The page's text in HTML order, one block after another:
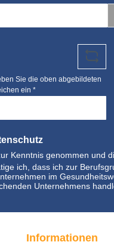
Sie die oben abgebildeten
ein *
Kenntnis genommen und
ich, dass ich zur
im
Unternehmens
Informationen